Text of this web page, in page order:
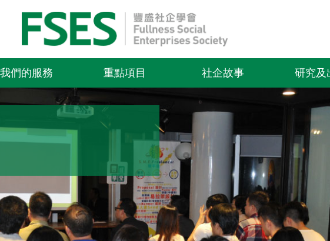
我們的服務 重點項目 社企故事 研究及